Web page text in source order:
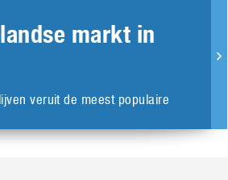
markt in
veruit de meest populaire